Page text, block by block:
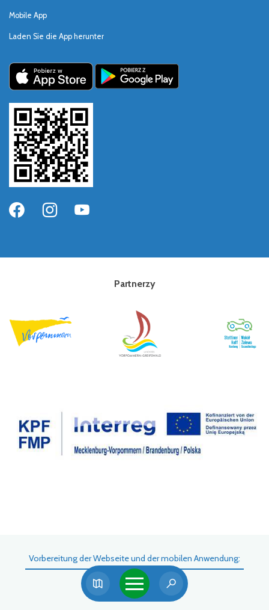
Mobile App
Laden Sie die App herunter
Partnerzy
Vorbereitung der Webseite und der mobilen Anwendung: